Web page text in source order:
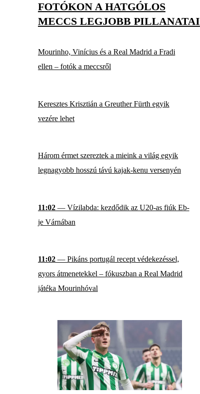
FOTÓKON A HATGÓLOS
MECCS LEGJOBB PILLANATAI
Mourinho, Vinícius és a Real Madrid a Fradi
ellen – fotók a meccsről
Keresztes Krisztián a Greuther Fürth egyik
vezére lehet
Három érmet szereztek a mieink a világ egyik
legnagyobb hosszú távú kajak-kenu versenyén
11:02 — Vízilabda: kezdődik az U20-as fiúk Eb-
je Várnában
11:02 — Pikáns portugál recept védekezéssel,
gyors átmenetekkel – fókuszban a Real Madrid
játéka Mourinhóval